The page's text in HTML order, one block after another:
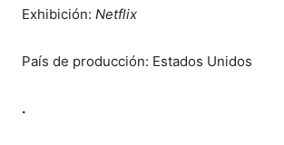
Exhibición: Netflix
País de producción: Estados Unidos
.